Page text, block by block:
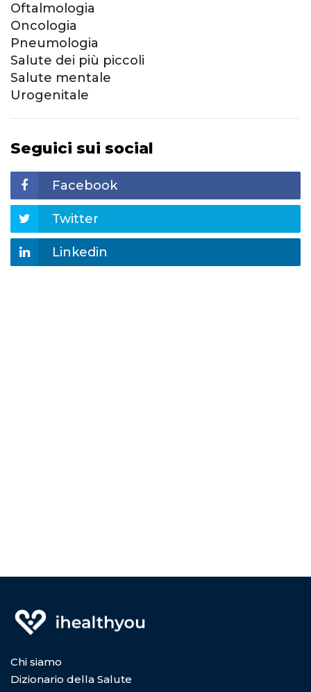
Oftalmologia
Oncologia
Pneumologia
Salute dei più piccoli
Salute mentale
Urogenitale
Seguici sui social
Facebook
Twitter
Linkedin
Chi siamo
Dizionario della Salute